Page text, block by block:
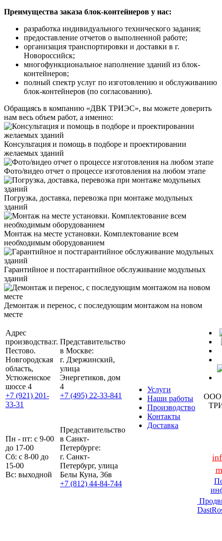
Преимущества заказа блок-контейнеров у нас:
разработка индивидуального технического задания;
предоставление отчетов о выполненной работе;
организация транспортировки и доставки в г.
Новороссийск;
многофункциональное наполнение зданий из блок-
контейнеров;
полный спектр услуг по изготовлению и обслуживанию
блок-контейнеров (по согласованию).
Обращаясь в компанию «ДВК ТРИЭС», вы можете доверить
нам весь объем работ, а именно:
Консультация и помощь в подборе и проектировании
желаемых зданий
Фото/видео отчет о процессе изготовления на любом этапе
Погрузка, доставка, перевозка при монтаже модульных
зданий
Монтаж на месте установки. Комплектование всем
необходимым оборудованием
Гарантийное и постгарантийное обслуживание модульных
зданий
Демонтаж и перенос, с последующим монтажом на новом
месте
Адрес
производства:г.
Пестово.
Новгородская
область,
Устюженское
шоссе 4
+7 (921) 201-
33-31
Представительство
в Москве:
г. Дзержинский,
улица
Энергетиков, дом
4
+7 (495) 22-33-841
Услуги
Наши работы
Производство
Контакты
Доставка
ООО
Пн - пт: с 9-00
до 17-00
Сб: с 8-00 до
15-00
Вс: выходной
Представительство
в Санкт-
Петербурге:
г. Санкт-
Петербург, улица
Белы Куна, 36в
+7 (812) 44-84-744